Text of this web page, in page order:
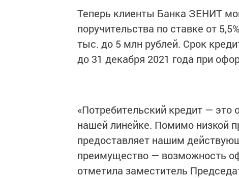
Теперь клиенты Банка ЗЕНИТ
поручительства по ставке от
тыс. до 5 млн рублей. Срок
до 31 декабря 2021 года при
«Потребительский кредит —
нашей линейке. Помимо низкой
предоставляет нашим
преимущество — возможность
отметила заместитель